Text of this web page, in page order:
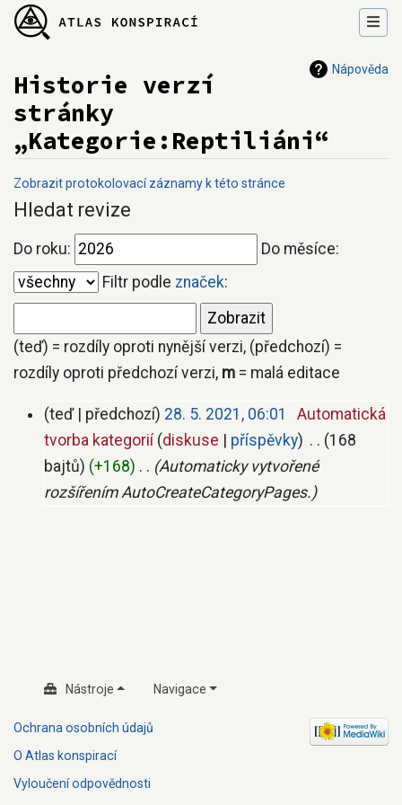
Nápověda
Historie verzí
stránky
„Kategorie:Reptiliáni“
Zobrazit protokolovací záznamy k této stránce
Přejít na: navigace
Hledat revize
Do roku:
Do měsíce:
Filtr podle značek:
(teď) = rozdíly oproti nynější verzi, (předchozí) =
rozdíly oproti předchozí verzi, m = malá editace
teď předchozí 28. 5. 2021, 06:01
Automatická
tvorba kategorií diskuse příspěvky
168
bajtů
+168
Automaticky vytvořené
rozšířením AutoCreateCategoryPages.
Nástroje Navigace
Ochrana osobních údajů
O Atlas konspirací
Vyloučení odpovědnosti